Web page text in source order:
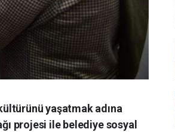
yaşatmak adına
projesi ile belediye sosyal